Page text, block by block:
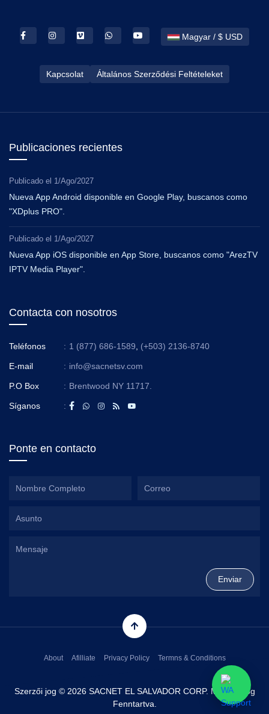
Magyar / $ USD
Kapcsolat Általános Szerződési Feltételeket
Publicaciones recientes
Publicado el 1/Ago/2027
Nueva App Android disponible en Google Play, buscanos como
"XDplus PRO".
Publicado el 1/Ago/2027
Nueva App iOS disponible en App Store, buscanos como "ArezTV
IPTV Media Player".
Contacta con nosotros
Teléfonos : 1 (877) 686-1589 (+503) 2136-8740
E-mail : info@sacnetsv.com
P.O Box : Brentwood NY 11717.
Síganos :
Ponte en contacto
Szerzői jog © 2026 SACNET EL SALVADOR CORP. Minden Jog
Fenntartva.
About Afilliate Privacy Policy Termns & Conditions